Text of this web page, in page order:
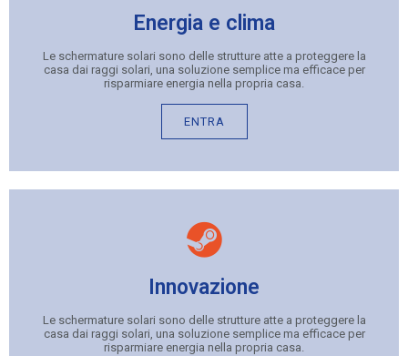
Energia e clima
Le schermature solari sono delle strutture atte a proteggere la
casa dai raggi solari, una soluzione semplice ma efficace per
risparmiare energia nella propria casa.
ENTRA
Innovazione
Le schermature solari sono delle strutture atte a proteggere la
casa dai raggi solari, una soluzione semplice ma efficace per
risparmiare energia nella propria casa.